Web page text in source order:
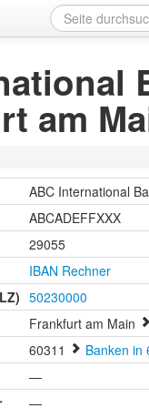
am
ABC International
ABCADEFFXXX
29055
IBAN Rechner
50230000
Frankfurt am Main
60311
Banken in
—
—